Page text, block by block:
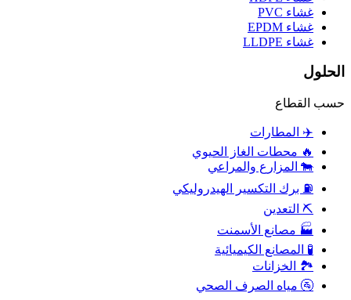
غشاء PVC
غشاء EPDM
غشاء LLDPE
الحلول
حسب القطاع
✈️ المطارات
🔥 محطات الغاز الحيوي
🐄 المزارع والمراعي
⛽ برك التكسير الهيدروليكي
⛏️ التعدين
🏭 مصانع الأسمنت
🧪 المصانع الكيميائية
🏞️
الخزانات
🚰 مياه الصرف الصحي